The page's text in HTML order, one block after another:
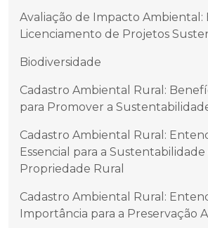
Avaliação de Impacto Ambiental:
Licenciamento de Projetos
Biodiversidade
Cadastro Ambiental Rural:
para Promover a
Cadastro Ambiental Rural:
Essencial para a Sustentabilidade
Propriedade Rural
Cadastro Ambiental Rural:
Importância para a Preservação